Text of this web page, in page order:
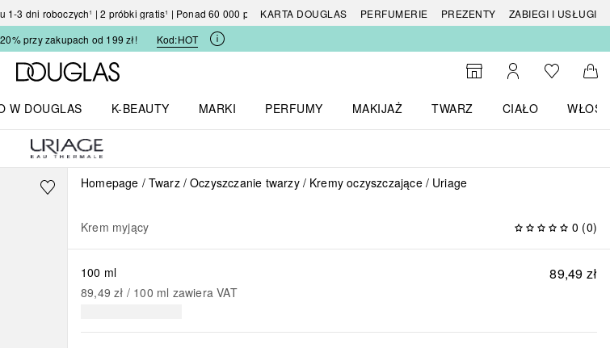
3 dni roboczych¹ | 2 próbki gratis¹ | Ponad 60 000 produktówKARTA DOUGLAS PERFUMERIE PREZENTY
ZABIEGI I USŁUGI
przy zakupach od 199 zł!
Kod:HOT
Strona główna Douglas
Do wyszukiwarki
Moje kontoDo listyDo
W DOUGLAS
K-BEAUTY
MARKI
PERFUMY
MAKIJAŻ
TWARZ
CIAŁO
WŁOSY
Homepage Twarz Oczyszczanie twarzy Kremy oczyszczające Uriage
Krem myjący 0 (0)
89,49 zł
100 ml
89,49 zł / 100 ml zawiera VAT